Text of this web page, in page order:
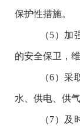
保护性措施。
（5）加
的安全保卫，
（6）采
水、供电、供
（7）及